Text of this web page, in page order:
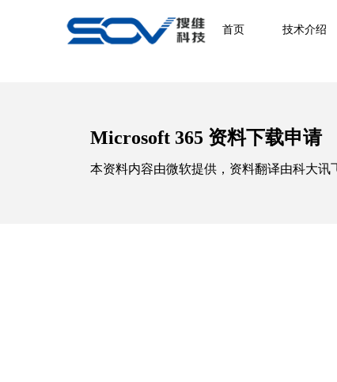
首页 技术介绍
Microsoft 365 资料下载申请
本资料内容由微软提供，资料翻译由科大讯